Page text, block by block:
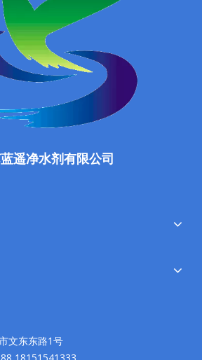
遥净水剂有限公司
文东东路1号